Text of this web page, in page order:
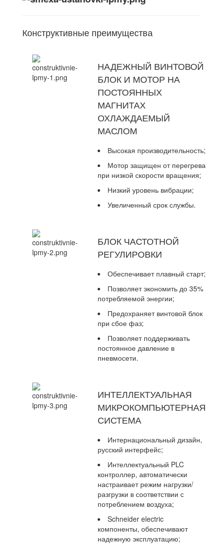
Конструктивные преимущества
НАДЕЖНЫЙ ВИНТОВОЙ
БЛОК И МОТОР НА
ПОСТОЯННЫХ
МАГНИТАХ
ОХЛАЖДАЕМЫЙ
МАСЛОМ
Высокая производительность;
Мотор защищен от перегрева
при низкой скорости вращения;
Низкий уровень вибрации;
Увеличенный срок службы.
БЛОК ЧАСТОТНОЙ
РЕГУЛИРОВКИ
Обеспечивает плавный старт;
Позволяет экономить до 35%
потребляемой энергии;
Предохраняет винтовой блок
при сбое фаз;
Позволяет поддерживать
постоянное давление в
пневмосети.
ИНТЕЛЛЕКТУАЛЬНАЯ
МИКРОКОМПЬЮТЕРНАЯ
СИСТЕМА
Интернациональный дизайн,
русский интерфейс;
Интеллектуальный PLC
контроллер, автоматически
настраивает режим нагрузки/
разгрузки в соответствии с
потреблением воздуха;
Schneider electric
компоненты, обеспечивают
надежную эксплуатацию;